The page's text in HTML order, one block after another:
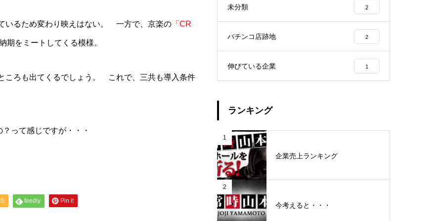
いるため変わり映えはない。 一方で、京楽の 「CR
期をミートしてくる模様。
ころも出てくるでしょう。 これで、三共も導入条件
って感じですが・・・
feedly Pin it
未分類 2
パチンコ店跡地 2
伸びている企業 1
ランキング
1
企業売上ランキング
2
今考えると・・・